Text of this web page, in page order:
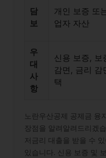
담
보
개인 보증 또
업자 자산
우
대
사
항
신용 보증, 보
감면, 금리 감
택
노란우산공제 공제금 융
장점을 알려알려드리겠
저금리 대출을 받을 수
있습니다. 신용 보증 및